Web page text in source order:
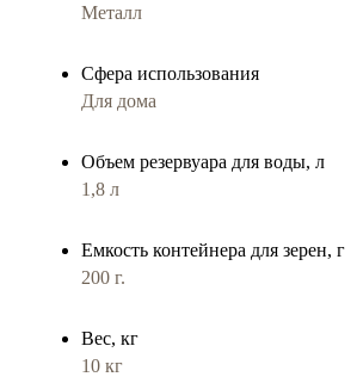
Металл
Сфера использования
Для дома
Объем резервуара для воды, л
1,8 л
Емкость контейнера для зерен, г
200 г.
Вес, кг
10 кг